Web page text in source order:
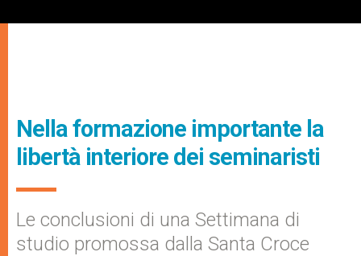
Nella formazione importante la
libertà interiore dei seminaristi
Le conclusioni di una Settimana di
studio promossa dalla Santa Croce